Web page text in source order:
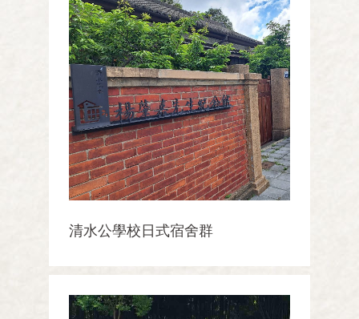
清水公學校日式宿舍群